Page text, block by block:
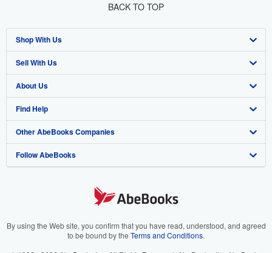
BACK TO TOP
Shop With Us
Advanced Search
Browse Collections
My Account
My Orders
View Basket
Sell With Us
Start Selling
Join Our Affiliate Program
Book Buyback
Refer a seller
About Us
About AbeBooks
Media
Careers
Your Ads Privacy Choices
Find Help
Help
Customer Support
Other AbeBooks Companies
AbeBooks.co.uk
AbeBooks.it
Follow AbeBooks
By using the Web site, you confirm that you have read, understood, and agreed
to be bound by the Terms and Conditions.